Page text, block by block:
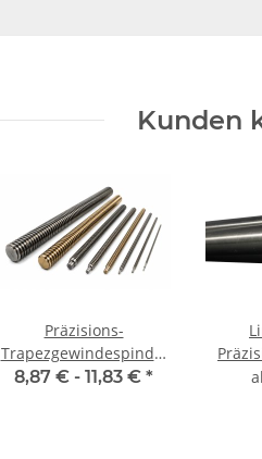
Kunden
Präzisions-
Trapezgewindespindel
TR12x3 rechts, je m
8,87 € - 11,83 € *